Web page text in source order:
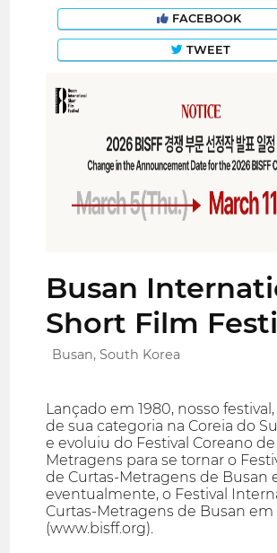
FACEBOOK
TWEET
Busan
Short Film
Busan, South Korea
Lançado em 1980, nosso
de sua categoria na Coreia do
e evoluiu do Festival Coreano
Metragens para se tornar o
de Curtas-Metragens de Busan
eventualmente, o Festival
Curtas-Metragens de Busan em
(www.bisff.org).